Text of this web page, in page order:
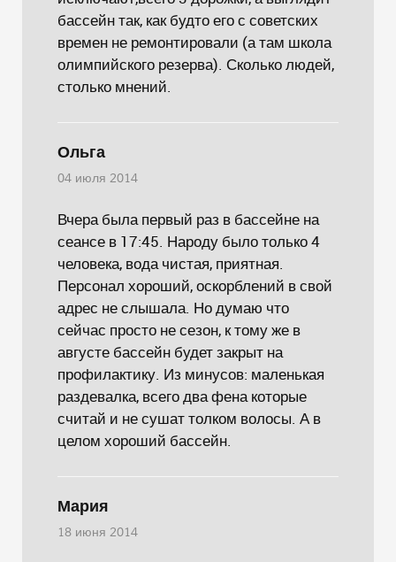
бассейн так, как будто его с советских
времен не ремонтировали (а там школа
олимпийского резерва). Сколько людей,
столько мнений.
Ольга
04 июля 2014
Вчера была первый раз в бассейне на
сеансе в 17:45. Народу было только 4
человека, вода чистая, приятная.
Персонал хороший, оскорблений в свой
адрес не слышала. Но думаю что
сейчас просто не сезон, к тому же в
августе бассейн будет закрыт на
профилактику. Из минусов: маленькая
раздевалка, всего два фена которые
считай и не сушат толком волосы. А в
целом хороший бассейн.
Мария
18 июня 2014